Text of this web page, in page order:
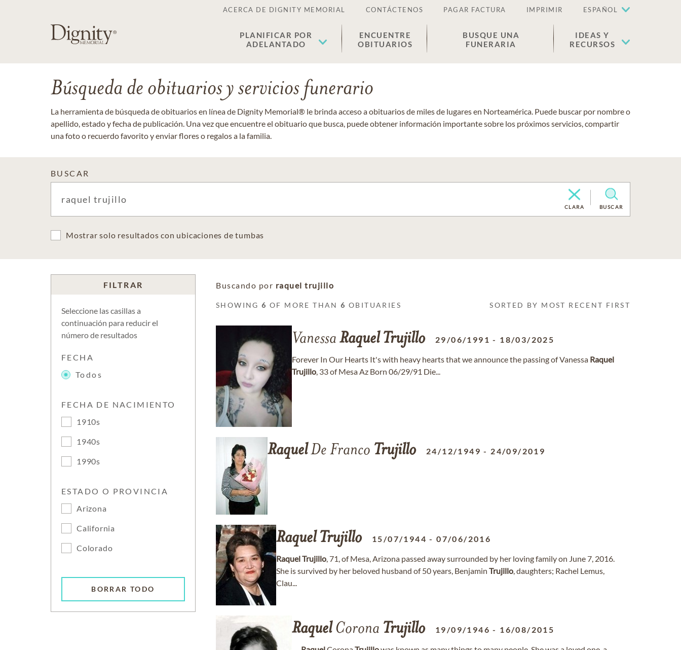
ACERCA DE DIGNITY MEMORIAL CONTÁCTENOS PAGAR FACTURA IMPRIMIR ESPAÑOL
PLANIFICAR POR
ADELANTADO
ENCUENTRE
OBITUARIOS
BUSQUE UNA
FUNERARIA
IDEAS Y
RECURSOS
Búsqueda de obituarios y servicios funerario
La herramienta de búsqueda de obituarios en línea de Dignity Memorial® le brinda acceso a obituarios de miles de lugares en Norteamérica. Puede buscar por nombre o
apellido, estado y fecha de publicación. Una vez que encuentre el obituario que busca, puede obtener información importante sobre los próximos servicios, compartir
una foto o recuerdo favorito y enviar flores o regalos a la familia.
BUSCAR
CLARA BUSCAR
Mostrar solo resultados con ubicaciones de tumbas
FILTRAR
Seleccione las casillas a
continuación para reducir el
número de resultados
FECHA
Todos
FECHA DE NACIMIENTO
1910s
1940s
1990s
ESTADO O PROVINCIA
Arizona
California
Colorado
BORRAR TODO
Buscando por raquel trujillo
SHOWING6 OF MORE THAN6 OBITUARIES SORTED BY MOST RECENT FIRST
Vanessa Raquel Trujillo 29/06/1991 - 18/03/2025
Forever In Our Hearts It's with heavy hearts that we announce the passing of Vanessa Raquel
Trujillo, 33 of Mesa Az Born 06/29/91 Die...
RaquelDe Franco Trujillo 24/12/1949 - 24/09/2019
Raquel Trujillo 15/07/1944 -07/06/2016
RaquelTrujillo, 71, of Mesa, Arizona passed away surrounded by her loving family on June 7, 2016.
She is survived by her beloved husband of 50 years, Benjamin Trujillo, daughters; Rachel Lemus,
Clau...
RaquelCorona Trujillo 19/09/1946 - 16/08/2015